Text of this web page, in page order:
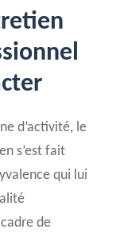
d’activité, le
s’est fait
qui lui
de